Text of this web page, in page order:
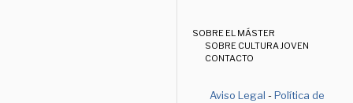
SOBRE EL MÁSTER
SOBRE CULTURA JOVEN
CONTACTO
Aviso Legal -Política de